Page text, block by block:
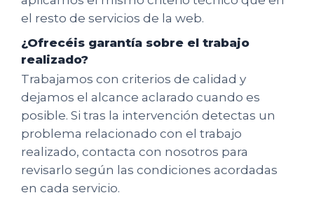
el resto de servicios de la web.
¿Ofrecéis garantía sobre el trabajo
realizado?
Trabajamos con criterios de calidad y
dejamos el alcance aclarado cuando es
posible. Si tras la intervención detectas un
problema relacionado con el trabajo
realizado, contacta con nosotros para
revisarlo según las condiciones acordadas
en cada servicio.